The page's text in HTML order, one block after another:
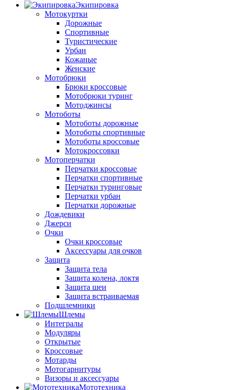
Экипировка
Мотокуртки
Дорожные
Спортивные
Туристические
Урбан
Кожаные
Женские
Мотобрюки
Брюки кроссовые
Мотобрюки туринг
Мотоджинсы
Мотоботы
Мотоботы дорожные
Мотоботы спортивные
Мотоботы кроссовые
Мотокроссовки
Мотоперчатки
Перчатки кроссовые
Перчатки спортивные
Перчатки туринговые
Перчатки урбан
Перчатки дорожные
Дождевики
Джерси
Очки
Очки кроссовые
Аксессуары для очков
Защита
Защита тела
Защита колена, локтя
Защита шеи
Защита встраиваемая
Подшлемники
Шлемы
Интегралы
Модуляры
Открытые
Кроссовые
Мотарды
Мотогарнитуры
Визоры и аксессуары
Мототехника